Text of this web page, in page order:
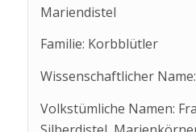
Mariendistel
Familie: Korbblütler
Wissenschaftlicher
Volkstümliche Namen: